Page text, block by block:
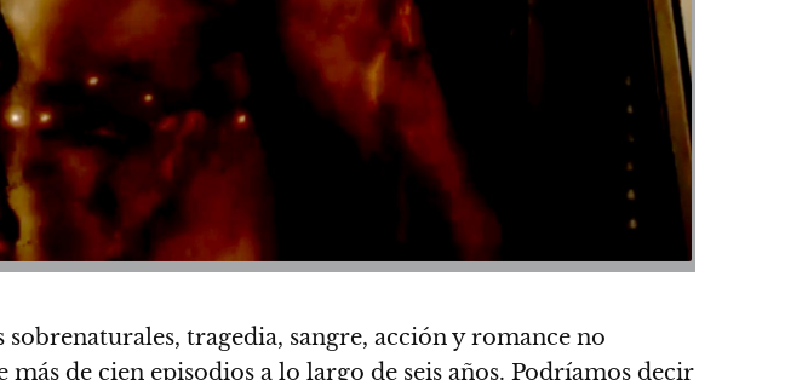
tragedia, sangre, acción y romance no
más de cien episodios a lo largo de seis años. Podríamos decir